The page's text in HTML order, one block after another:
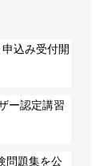
込み受付開
ー認定講習
問題集を公